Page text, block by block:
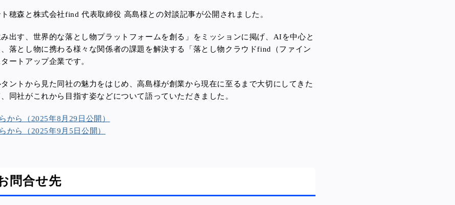
穂森 と 株式会社find 代表取締役 高島様との対談記事が公開されました。
み出す、世界的な落とし物プラットフォームを創る」をミッションに掲げ、 AIを中心と
落とし物に携わる様々な関係者の課題を解決する
「落とし物クラウドfind（ファイン
ートアップ企業です。
ントから見た同社の魅力をはじめ、高島様が創業から現在に至るまで大切にしてきた
同社がこれから目指す姿などについて語っていただきました。
から（2025年8月29日公開）
から（2025年9月5日公開）
問合せ先